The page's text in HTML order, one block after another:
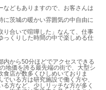
などもありますので、お客さんは
に茨城の暖かい雰囲気の中自由に
り合いで喧嘩した」なんて、仕事
っくりした時間の中で楽しめる仕
内から50分ほどでアクセスできる
地価を誇る最先端の街で、大型シ
食店が数多くひしめいておりま
いる方は研究施設で働く方や、
方など、少しリッチな方が多く